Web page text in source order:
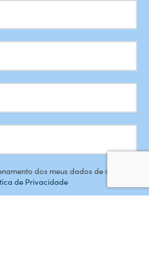
dos meus dados de acordo
de Privacidade